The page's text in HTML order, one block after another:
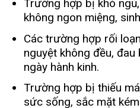
Trường hợp bị khó
không ngon miệng,
Các trường hợp rối
nguyệt không đều,
ngày hành kinh.
Trường hợp bị thiếu
sức sống, sắc mặt